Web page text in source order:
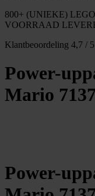
800+ (UNIEKE)
VOORRAAD
Klantbeoordeling 4,7 / 5
Power-
Mario
Power-